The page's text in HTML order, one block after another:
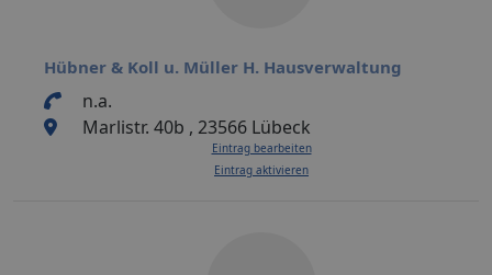
Hübner & Koll u. Müller H. Hausverwaltung
n.a.
Marlistr. 40b , 23566 Lübeck
Eintrag bearbeiten
Eintrag aktivieren